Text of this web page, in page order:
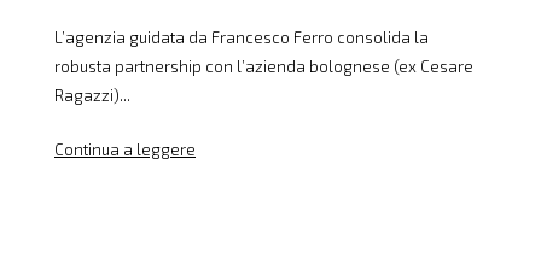
L’agenzia guidata da Francesco Ferro consolida la
robusta partnership con l’azienda bolognese (ex Cesare
Ragazzi)...
Continua a leggere